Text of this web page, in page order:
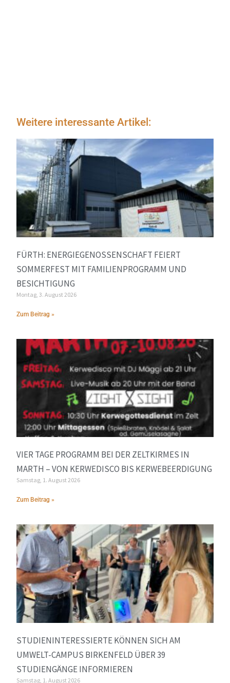
Weitere interessante Artikel:
FÜRTH: ENERGIEGENOSSENSCHAFT FEIERT
SOMMERFEST MIT FAMILIENPROGRAMM UND
BESICHTIGUNG
Montag, 3. August 2026
Zum Beitrag »
VIER TAGE PROGRAMM BEI DER ZELTKIRMES IN
MARTH – VON KERWEDISCO BIS KERWEBEERDIGUNG
Samstag, 1. August 2026
Zum Beitrag »
STUDIENINTERESSIERTE KÖNNEN SICH AM
UMWELT-CAMPUS BIRKENFELD ÜBER 39
STUDIENGÄNGE INFORMIEREN
Samstag, 1. August 2026